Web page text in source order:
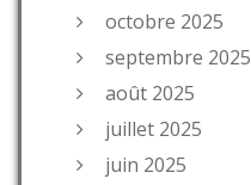
octobre 2025
septembre 2025
août 2025
juillet 2025
juin 2025